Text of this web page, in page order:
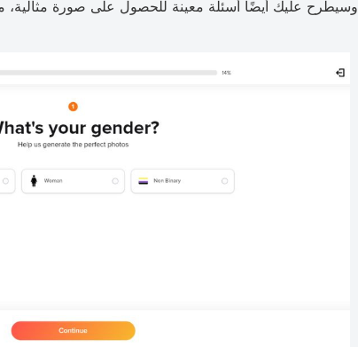
وسيطرح عليك أيضًا أسئلة معينة للحصول على صورة